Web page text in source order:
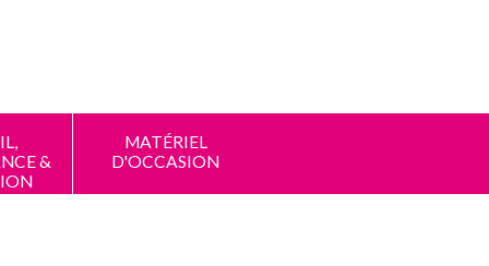
&
MATÉRIEL
D'OCCASION